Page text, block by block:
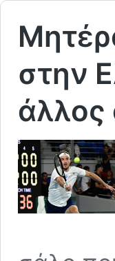
στην
άλλος